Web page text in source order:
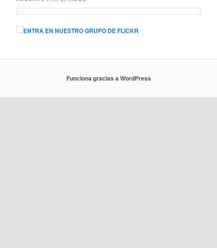
ENTRA EN NUESTRO GRUPO DE FLICKR
Funciona gracias a WordPress